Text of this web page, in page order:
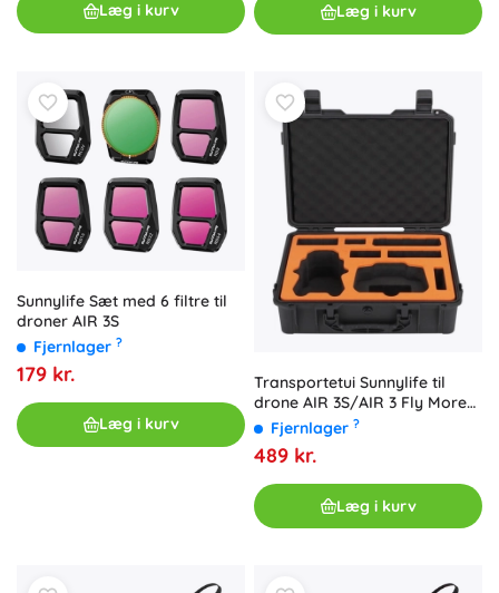
Læg i kurv Læg i kurv
Sunnylife Sæt med 6 filtre til
droner AIR 3S
Fjernlager ?
179 kr.
Læg i kurv
Transportetui Sunnylife til
drone AIR 3S/AIR 3 Fly More
Combo
Fjernlager ?
489 kr.
Læg i kurv